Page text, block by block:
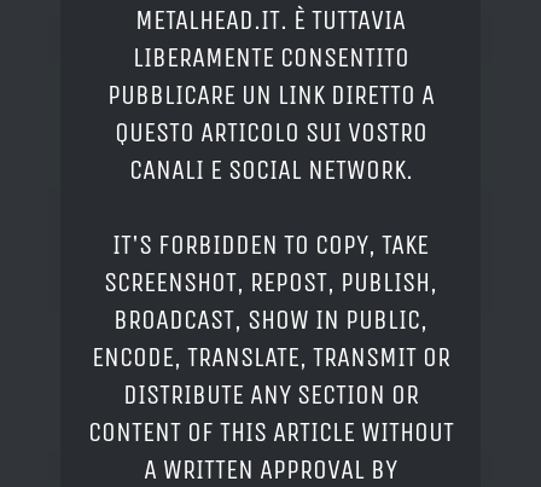
METALHEAD.IT. È TUTTAVIA
LIBERAMENTE CONSENTITO
PUBBLICARE UN LINK DIRETTO A
QUESTO ARTICOLO SUI VOSTRO
CANALI E SOCIAL NETWORK.
IT'S FORBIDDEN TO COPY, TAKE
SCREENSHOT, REPOST, PUBLISH,
BROADCAST, SHOW IN PUBLIC,
ENCODE, TRANSLATE, TRANSMIT OR
DISTRIBUTE ANY SECTION OR
CONTENT OF THIS ARTICLE WITHOUT
A WRITTEN APPROVAL BY